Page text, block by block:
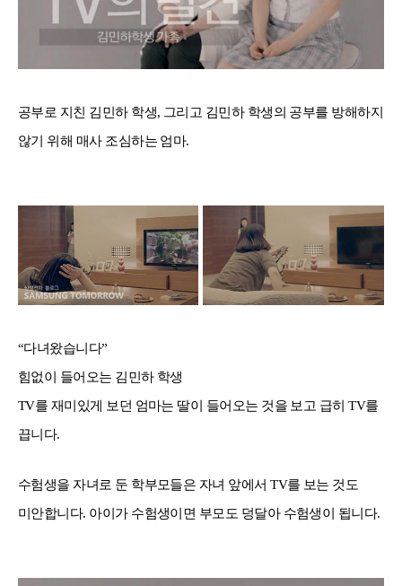
공부로 지친 김민하 학생, 그리고 김민하 학생의 공부를 방해하지
않기 위해 매사 조심하는 엄마.
“다녀왔습니다”
힘없이 들어오는 김민하 학생
TV를 재미있게 보던 엄마는 딸이 들어오는 것을 보고 급히 TV를
끕니다.
수험생을 자녀로 둔 학부모들은 자녀 앞에서 TV를 보는 것도
미안합니다. 아이가 수험생이면 부모도 덩달아 수험생이 됩니다.